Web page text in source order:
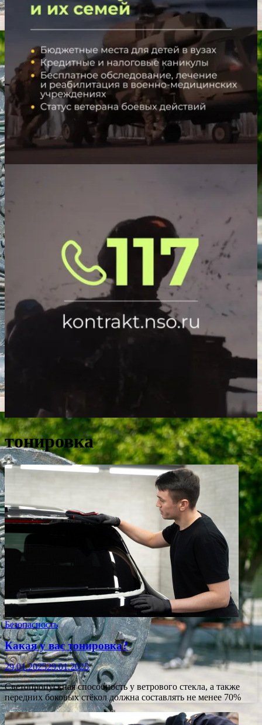
тонировка
Безопасность
Какая у вас тонировка?
29.01.202529.01.2025
Светопропускная способность у ветрового стекла, а также
передних боковых стёкол должна составлять не менее 70%